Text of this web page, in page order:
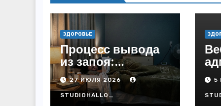
ЗДОРОВЬЕ
Процесс вывода
из запоя:
основные этапы
и методы
27 ИЮЛЯ 2026
STUDIOHALLO_
ие
5